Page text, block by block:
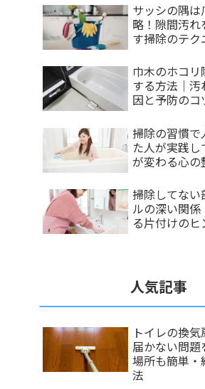
サッシの隅
略！隙間汚れ
す掃除のテク
巾木のホコ
する方法｜
因と予防のコ
掃除の習慣で
た人が実践
が変わる心の
掃除してない
ルの深い関
る片付けのヒ
人気記事
トイレの換
届かない問
場所も簡単
法